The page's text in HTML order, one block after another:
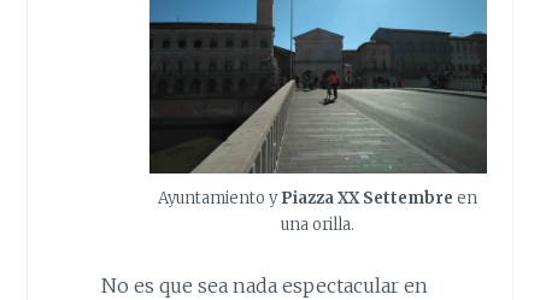
Ayuntamiento yPiazza XX Settembre en
una orilla.
No es que sea nada espectacular en